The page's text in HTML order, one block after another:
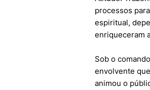
processos
espiritual,
enriqueceram
Sob o
envolvente
animou o